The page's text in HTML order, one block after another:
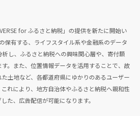
for ふるさと納税」の提供を新たに開始い
保有する、ライフスタイル系や金融系のデータ
析し、ふるさと納税への興味関心層や、寄付額
。また、位置情報データを活用することで、故
土地など、各都道府県にゆかりのあるユーザー
れにより、地方自治体やふるさと納税へ親和性
た、広告配信が可能になります。